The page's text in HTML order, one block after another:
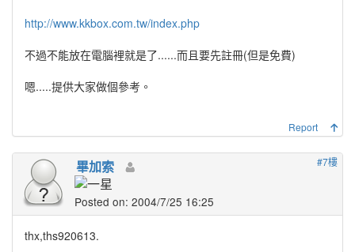
http://www.kkbox.com.tw/index.php
不過不能放在電腦裡就是了......而且要先註冊(但是免費)
嗯.....提供大家做個參考。
Report
#7樓
畢加索
Posted on: 2004/7/25 16:25
thx,ths920613.